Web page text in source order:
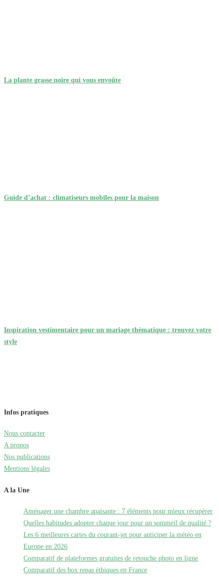
La plante grasse noire qui vous envoûte
Guide d’achat : climatiseurs mobiles pour la maison
Inspiration vestimentaire pour un mariage thématique : trouvez votre
style
Infos pratiques
Nous contacter
A propos
Nos publications
Mentions légales
A la Une
Aménager une chambre apaisante : 7 éléments pour mieux récupérer
Quelles habitudes adopter chaque jour pour un sommeil de qualité ?
Les 6 meilleures cartes du courant-jet pour anticiper la météo en
Europe en 2026
Comparatif de plateformes gratuites de retouche photo en ligne
Comparatif des box repas éthiques en France